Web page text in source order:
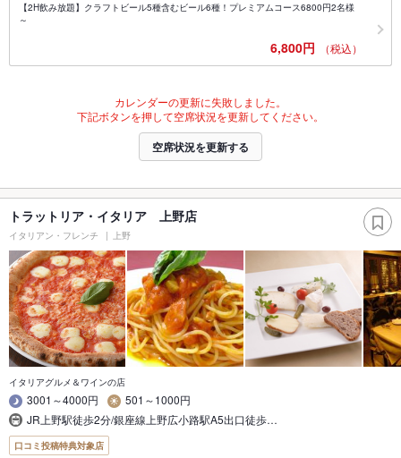
【2H飲み放題】クラフトビール5種含むビール6種！プレミアムコース6800円2名様
～
6,800円 （税込）
カレンダーの更新に失敗しました。
下記ボタンを押して空席状況を更新してください。
空席状況を更新する
トラットリア・イタリア 上野店
イタリアン・フレンチ 上野
イタリアグルメ＆ワインの店
3001～4000円
501～1000円
JR上野駅徒歩2分/銀座線上野広小路駅A5出口徒歩…
口コミ投稿特典対象店